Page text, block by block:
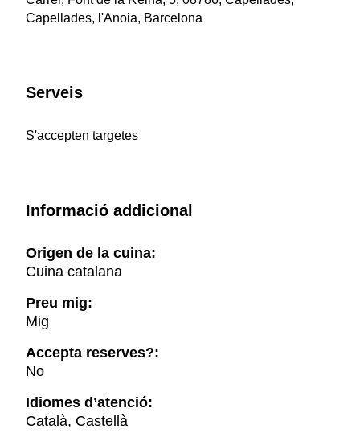
Capellades, l'Anoia, Barcelona
Serveis
S'accepten targetes
Informació addicional
Origen de la cuina:
Cuina catalana
Preu mig:
Mig
Accepta reserves?:
No
Idiomes d’atenció:
Català, Castellà